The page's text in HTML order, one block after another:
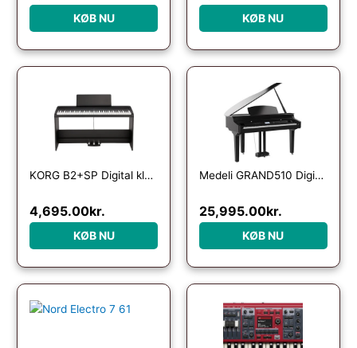
KØB NU KØB NU
KORG B2+SP Digital klaver komplet med ben og pedaler – Sort
4,695.00kr.
KØB NU
Medeli GRAND510 Digital Flygel – Sort
25,995.00kr.
KØB NU